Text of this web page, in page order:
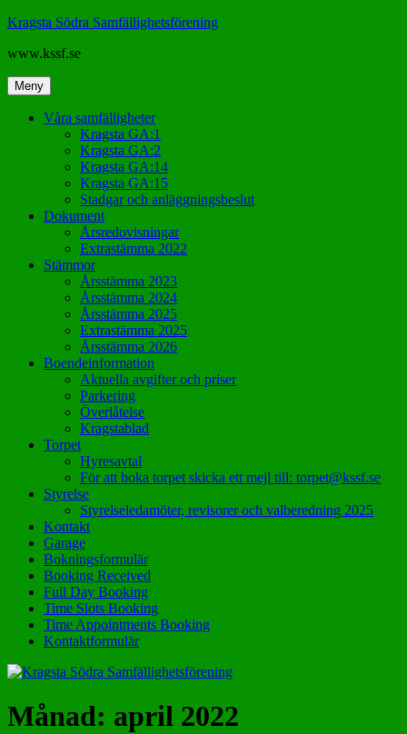
Hoppa
innehåll
Kragsta Södra Samfällighetsförening
www.kssf.se
Meny
Våra samfälligheter
Kragsta GA:1
Kragsta GA:2
Kragsta GA:14
Kragsta GA:15
Stadgar och anläggningsbeslut
Dokument
Årsredovisningar
Extrastämma 2022
Stämmor
Årsstämma 2023
Årsstämma 2024
Årsstämma 2025
Extrastämma 2025
Årsstämma 2026
Boendeinformation
Aktuella avgifter och priser
Parkering
Överlåtelse
Kragstablad
Torpet
Hyresavtal
För att boka torpet skicka ett mejl till: torpet@kssf.se
Styrelse
Styrelseledamöter, revisorer och valberedning 2025
Kontakt
Garage
Bokningsformulär
Booking Received
Full Day Booking
Time Slots Booking
Time Appointments Booking
Kontaktformulär
Månad: april 2022